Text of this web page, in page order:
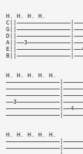
H. H. H. H.
H. H. H. H. H.
H. H. H. H. H.